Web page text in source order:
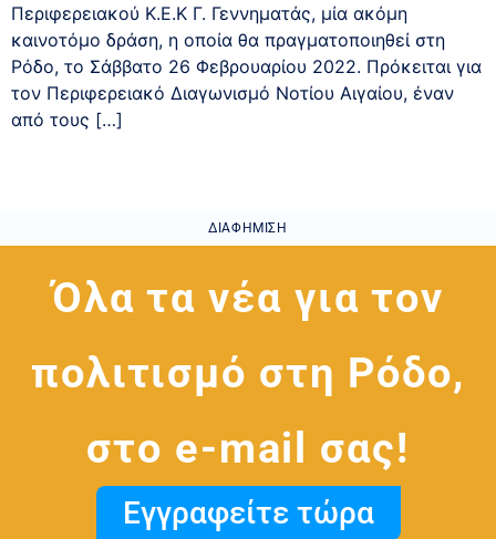
Περιφερειακού Κ.Ε.Κ Γ. Γεννηματάς, μία ακόμη
καινοτόμο δράση, η οποία θα πραγματοποιηθεί στη
Ρόδο, το Σάββατο 26 Φεβρουαρίου 2022. Πρόκειται για
τον Περιφερειακό Διαγωνισμό Νοτίου Αιγαίου, έναν
από τους […]
ΔΙΑΦΉΜΙΣΗ
Όλα τα νέα για τον
πολιτισμό στη Ρόδο,
στο e-mail σας!
Εγγραφείτε τώρα